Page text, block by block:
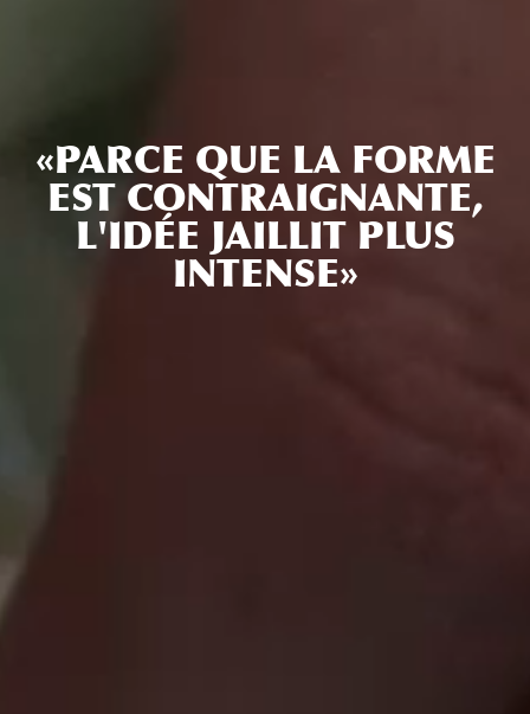
«PARCE QUE LA FORME
EST CONTRAIGNANTE,
L'IDÉE JAILLIT PLUS
INTENSE»